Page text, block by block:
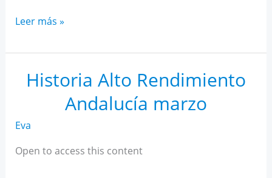
Intensivo
AR
Andalucía
abril
Leer más »
Historia Alto Rendimiento
Andalucía marzo
Eva
Open to access this content